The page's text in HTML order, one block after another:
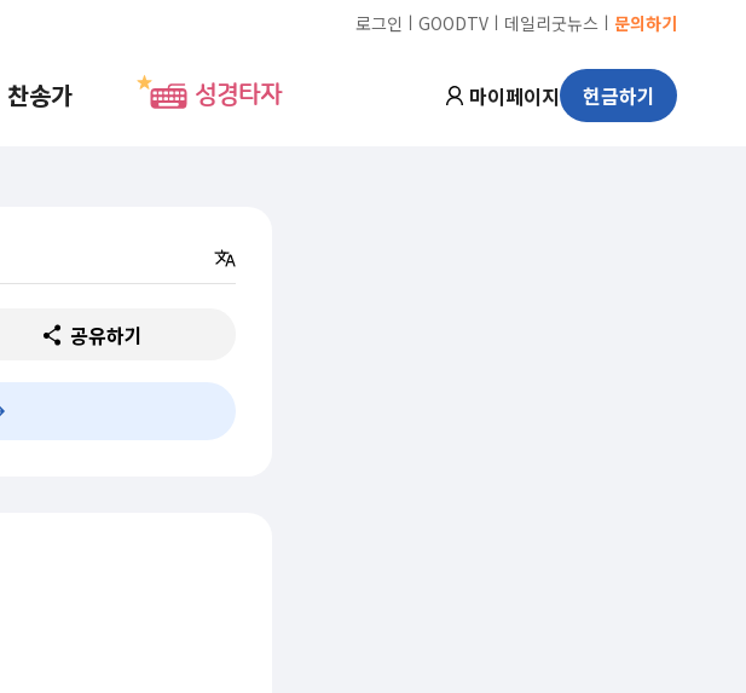
로그인 ㅣ GOODTV ㅣ 데일리굿뉴스 ㅣ 문의하기
찬송가 성경타자 마이페이지 헌금하기
공유하기